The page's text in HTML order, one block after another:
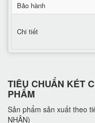
Bảo hành
Chi tiết
TIÊU CHUẨN KÉT
PHẨM
Sản phẩm sản xuất theo
NHẬN)